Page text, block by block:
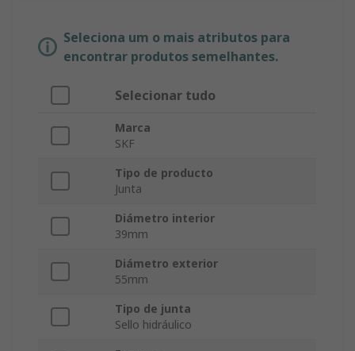
Seleciona um o mais atributos para
encontrar produtos semelhantes.
Selecionar tudo
Marca
SKF
Tipo de producto
Junta
Diámetro interior
39mm
Diámetro exterior
55mm
Tipo de junta
Sello hidráulico